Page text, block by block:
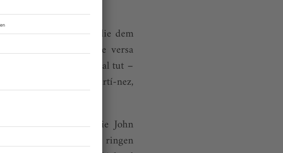
und Tänzerinnen, die dem
Während er vice versa
es nun ein letztes Mal tut –
Evans, Aleix Martí-nez,
und sublimiert, die John
und Alina Cojocaru ringen